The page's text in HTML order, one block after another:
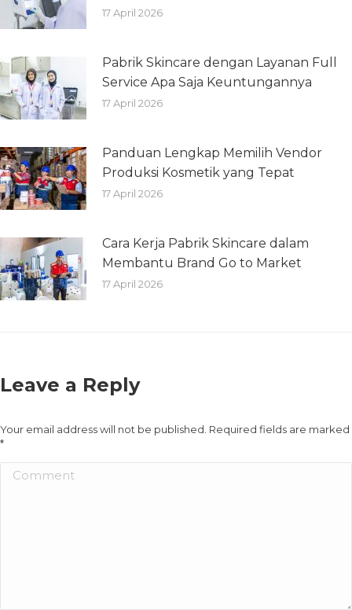
17 April 2026
Pabrik Skincare dengan Layanan Full
Service Apa Saja Keuntungannya
17 April 2026
Panduan Lengkap Memilih Vendor
Produksi Kosmetik yang Tepat
17 April 2026
Cara Kerja Pabrik Skincare dalam
Membantu Brand Go to Market
17 April 2026
Leave a Reply
Your email address will not be published. Required fields are marked
*
Comment